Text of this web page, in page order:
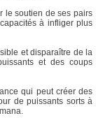
le soutien de ses pairs
à infliger plus
et disparaître de la
et des coups
qui peut créer des
de puissants sorts à